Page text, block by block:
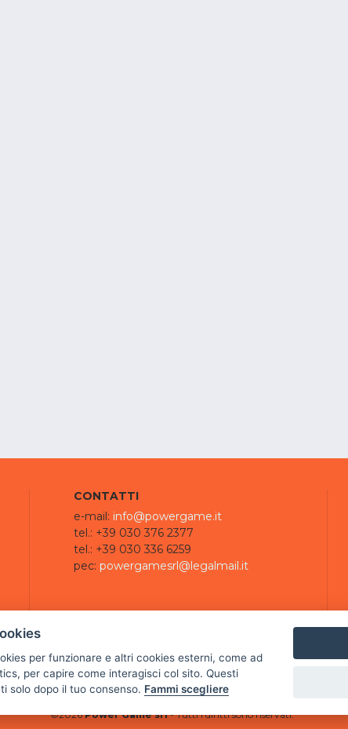
CONTATTI
e-mail: info@powergame.it
tel.: +39 030 376 2377
tel.: +39 030 336 6259
pec: powergamesrl@legalmail.it
©2026 Power Game srl- Tutti i diritti sono riservati.
per funzionare e altri cookies esterni, come ad
per capire come interagisci col sito. Questi
solo dopo il tuo consenso. Fammi scegliere